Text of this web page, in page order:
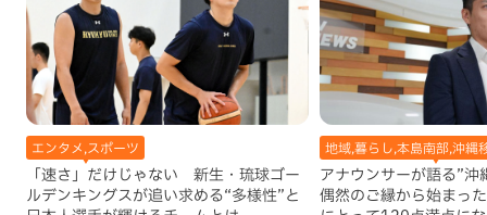
エンタメ,スポーツ
「速さ」だけじゃない 新生・琉球ゴー
ルデンキングスが追い求める“多様性”と
地域,暮らし,本島南部,沖縄
アナウンサーが語る”沖
偶然のご縁から始まっ